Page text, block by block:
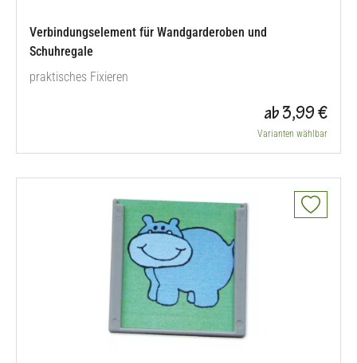
Verbindungselement für Wandgarderoben und
Schuhregale
praktisches Fixieren
ab 3,99 €
Varianten wählbar